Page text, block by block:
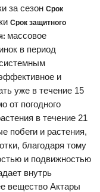
за сезон Срок
Срок защитного
массовое
в период
и
уже в течение 15
от погодного
в течение 21
побеги и растения,
благодаря тому
и подвижностью
внутрь
вещество Актары